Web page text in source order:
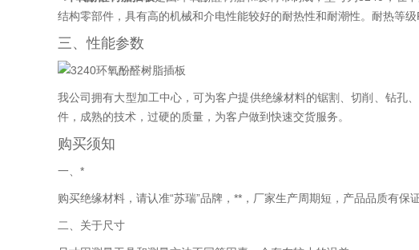
结构零部件，具有高的机械和介电性能较好的耐热性和耐潮性。耐热等
三、性能参数
我公司拥有大型加工中心，可为客户提供绝缘材料的锯割、切削、钻孔
件，成熟的技术，过硬的质量，为客户做到快速交货服务。
购买须知
一、*
购买绝缘材料，请认准“苏瑞”品牌，**，厂家生产周期短，产品品质有保证
二、关于尺寸